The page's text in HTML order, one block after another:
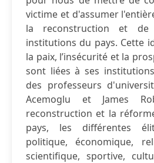
victime et d'assumer
la reconstruction et
institutions du pays. Cette
la paix, l’insécurité et la
sont liées à ses
des professeurs
Acemoglu et James
reconstruction et la
pays, les différentes
politique, économique,
scientifique, sportive,